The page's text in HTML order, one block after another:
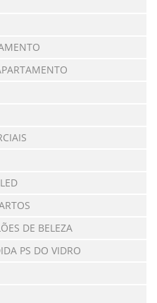
DE BELEZA
PS DO VIDRO